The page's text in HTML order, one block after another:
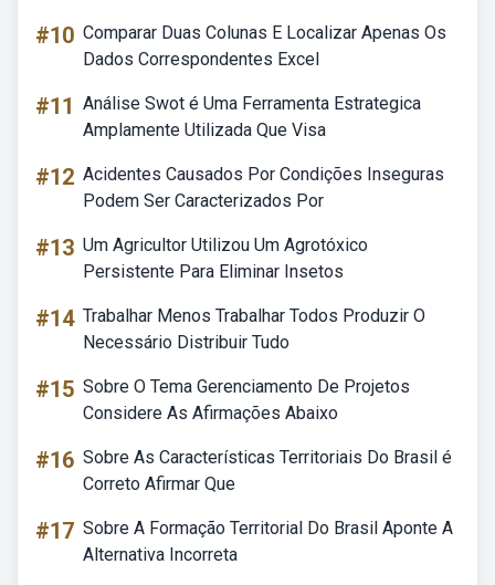
#10 Comparar Duas Colunas E Localizar Apenas Os
Dados Correspondentes Excel
#11 Análise Swot é Uma Ferramenta Estrategica
Amplamente Utilizada Que Visa
#12 Acidentes Causados Por Condições Inseguras
Podem Ser Caracterizados Por
#13 Um Agricultor Utilizou Um Agrotóxico
Persistente Para Eliminar Insetos
#14 Trabalhar Menos Trabalhar Todos Produzir O
Necessário Distribuir Tudo
#15 Sobre O Tema Gerenciamento De Projetos
Considere As Afirmações Abaixo
#16 Sobre As Características Territoriais Do Brasil é
Correto Afirmar Que
#17 Sobre A Formação Territorial Do Brasil Aponte A
Alternativa Incorreta